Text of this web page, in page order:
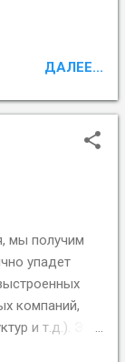
ДАЛЕЕ...
мы получим
упадет
компаний,
и т.д.). Это